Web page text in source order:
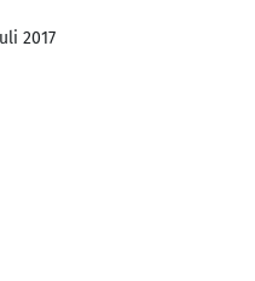
2017